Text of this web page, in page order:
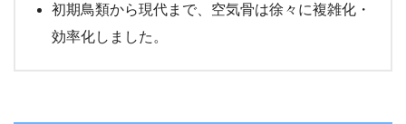
初期鳥類から現代まで、空気骨は徐々に複雑化・
効率化しました。